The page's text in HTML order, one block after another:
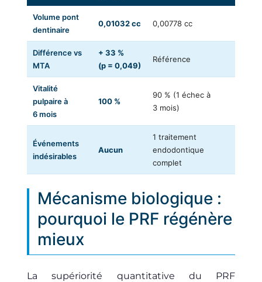
Volume pont
dentinaire
0,01032 cc 0,00778 cc
Différence vs
MTA
+ 33 %
(p = 0,049)
Référence
Vitalité
pulpaire à
6 mois
100 %
90 % (1 échec à
3 mois)
Événements
indésirables
Aucun
1 traitement
endodontique
complet
Mécanisme biologique :
pourquoi le PRF régénère
mieux
La supériorité quantitative du PRF